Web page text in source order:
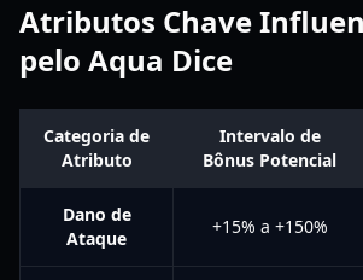
Atributos Chave
pelo Aqua Dice
Categoria de
Atributo
Intervalo de
Bônus Potencial
Dano de
Ataque
+15% a +150%